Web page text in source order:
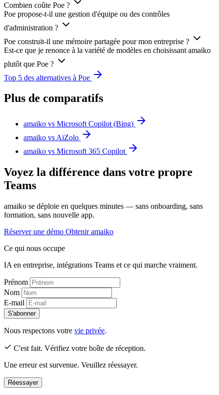
Combien coûte Poe ?
Poe propose-t-il une gestion d'équipe ou des contrôles
d'administration ?
Poe construit-il une mémoire partagée pour mon entreprise ?
Est-ce que je renonce à la variété de modèles en choisissant amaiko
plutôt que Poe ?
Top 5 des alternatives à Poe
Plus de comparatifs
amaiko vs Microsoft Copilot (Bing)
amaiko vs AiZolo
amaiko vs Microsoft 365 Copilot
Voyez la différence dans votre propre
Teams
amaiko se déploie en quelques minutes — sans onboarding, sans
formation, sans nouvelle app.
Réserver une démo Obtenir amaiko
Ce qui nous occupe
IA en entreprise, intégrations Teams et ce qui marche vraiment.
Prénom
Nom
E-mail
S'abonner
Nous respectons votre vie privée.
C'est fait. Vérifiez votre boîte de réception.
Une erreur est survenue. Veuillez réessayer.
Réessayer